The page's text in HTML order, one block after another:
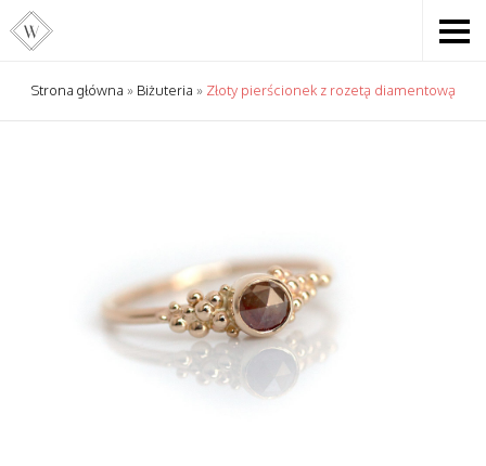
Strona główna » Biżuteria » Złoty pierścionek z rozetą diamentową